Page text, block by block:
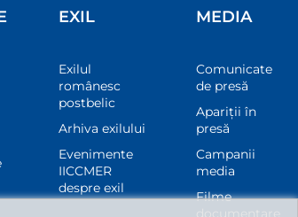
EXIL
Exilul
românesc
postbelic
Arhiva exilului
Evenimente
IICCMER
despre exil
MEDIA
Comunicate
de presă
Apariții în
presă
Campanii
media
Filme
documentare